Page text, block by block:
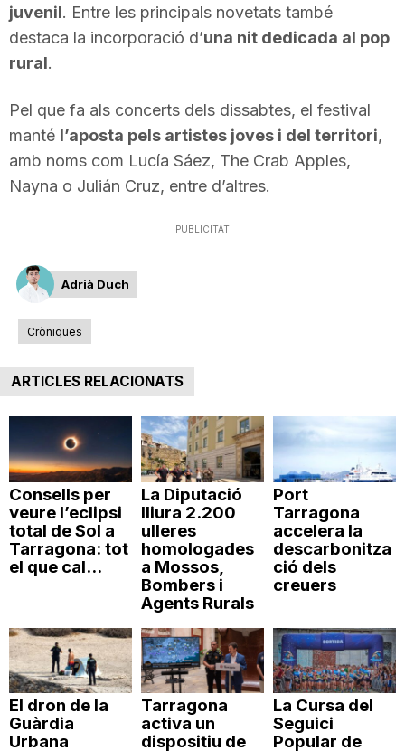
a
juvenil. Entre les principals novetats també
destaca la incorporació d’una nit dedicada al pop
rural.
Pel que fa als concerts dels dissabtes, el festival
manté l’aposta pels artistes joves i del territori,
amb noms com Lucía Sáez, The Crab Apples,
Nayna o Julián Cruz, entre d’altres.
PUBLICITAT
Adrià Duch
Cròniques
ARTICLES RELACIONATS
Consells per
veure l’eclipsi
total de Sol a
Tarragona: tot
el que cal...
La Diputació
lliura 2.200
ulleres
homologades
a Mossos,
Bombers i
Agents Rurals
Port
Tarragona
accelera la
descarbonitza
ció dels
creuers
El dron de la
Guàrdia
Urbana
Tarragona
activa un
dispositiu de
La Cursa del
Seguici
Popular de